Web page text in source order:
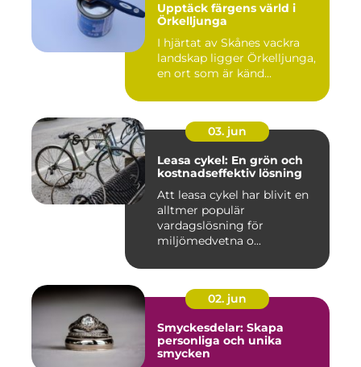
Upptäck färgens värld i
Örkelljunga
I hjärtat av Skånes vackra
landskap ligger Örkelljunga,
en ort som är känd...
03. jun
Leasa cykel: En grön och
kostnadseffektiv lösning
Att leasa cykel har blivit en
alltmer populär
vardagslösning för
miljömedvetna o...
02. jun
Smyckesdelar: Skapa
personliga och unika
smycken